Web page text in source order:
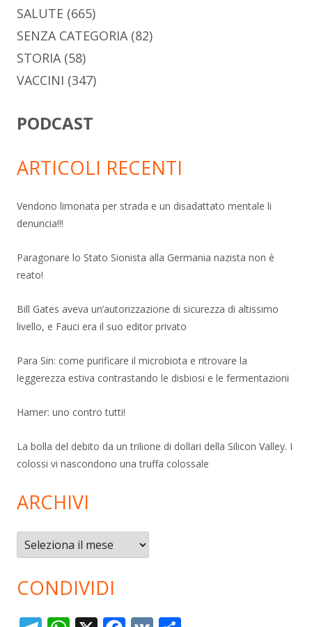
SALUTE (665)
SENZA CATEGORIA (82)
STORIA (58)
VACCINI (347)
PODCAST
ARTICOLI RECENTI
Vendono limonata per strada e un disadattato mentale li
denuncia!!!
Paragonare lo Stato Sionista alla Germania nazista non è
reato!
Bill Gates aveva un’autorizzazione di sicurezza di altissimo
livello, e Fauci era il suo editor privato
Para Sin: come purificare il microbiota e ritrovare la
leggerezza estiva contrastando le disbiosi e le fermentazioni
Hamer: uno contro tutti!
La bolla del debito da un trilione di dollari della Silicon Valley. I
colossi vi nascondono una truffa colossale
ARCHIVI
Archivi
CONDIVIDI